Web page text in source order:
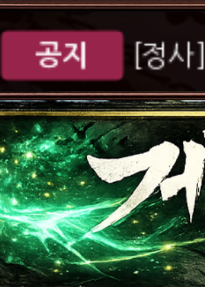
버 S109 오픈
공지 [정
공지 [정사]
가이드 [게임
이벤트
[갤럭